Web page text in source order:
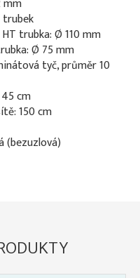
mm
trubka: Ø 110 mm
Ø 75 mm
tyč, průměr 10
cm
150 cm
(bezuzlová)